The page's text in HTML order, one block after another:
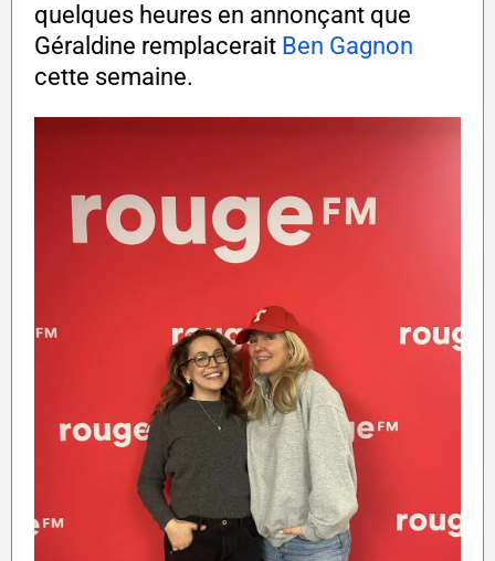
quelques heures en annonçant que
Géraldine remplacerait Ben Gagnon
cette semaine.